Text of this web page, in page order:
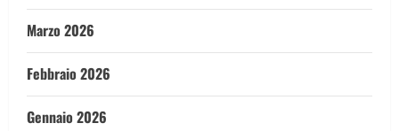
Marzo 2026
Febbraio 2026
Gennaio 2026